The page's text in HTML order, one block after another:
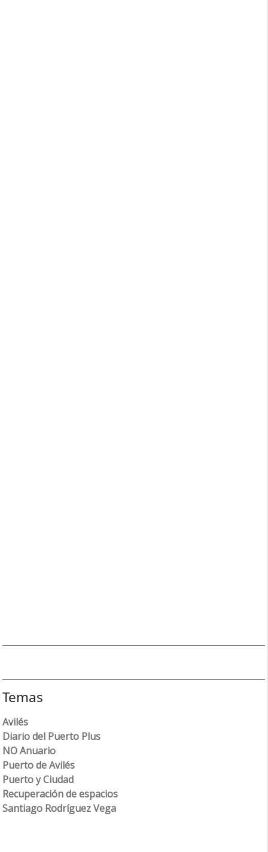
Temas
Avilés
Diario del Puerto Plus
NO Anuario
Puerto de Avilés
Puerto y Ciudad
Recuperación de espacios
Santiago Rodríguez Vega